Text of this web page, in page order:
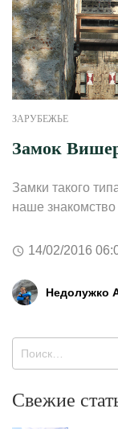
ЗАРУБЕЖЬЕ
Замок
Замки такого
наше знакомство
14/02/2016
Недолужко
Свежие